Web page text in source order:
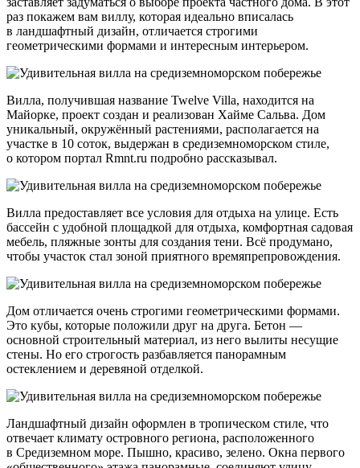
раз покажем вам виллу, которая идеально вписалась
в ландшафтный дизайн, отличается строгими
геометрическими формами и интересным интерьером.
Вилла, получившая название Twelve Villa, находится на
Майорке, проект создан и реализован Хайме Сальва. Дом
уникальный, окружённый растениями, располагается на
участке в 10 соток, выдержан в средиземноморском стиле,
о котором портал Rmnt.ru подробно рассказывал.
Вилла предоставляет все условия для отдыха на улице. Есть
бассейн с удобной площадкой для отдыха, комфортная садовая
мебель, пляжные зонты для создания тени. Всё продумано,
чтобы участок стал зоной приятного времяпрепровождения.
Дом отличается очень строгими геометрическими формами.
Это кубы, которые положили друг на друга. Бетон —
основной строительный материал, из него вылиты несущие
стены. Но его строгость разбавляется панорамным
остеклением и деревяной отделкой.
Ландшафтный дизайн оформлен в тропическом стиле, что
отвечает климату островного региона, расположенного
в Средиземном море. Пышно, красиво, зелено. Окна первого